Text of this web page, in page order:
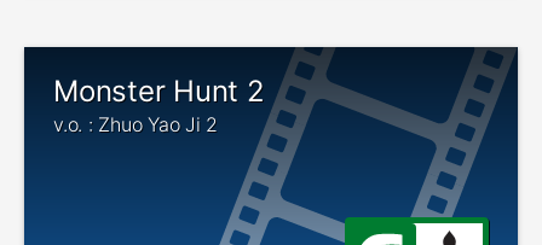
Monster Hunt 2
v.o. : Zhuo Yao Ji 2